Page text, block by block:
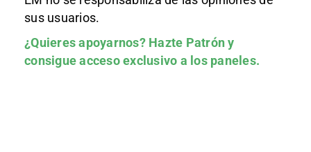
sus usuarios.
¿Quieres apoyarnos? Hazte Patróny
consigue acceso exclusivo a los paneles.